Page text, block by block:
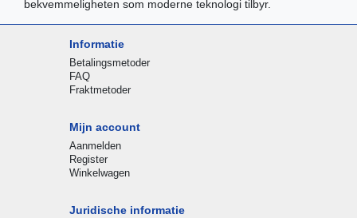
bekvemmeligheten som moderne teknologi tilbyr.
Informatie
Betalingsmetoder
FAQ
Fraktmetoder
Mijn account
Aanmelden
Register
Winkelwagen
Juridische informatie